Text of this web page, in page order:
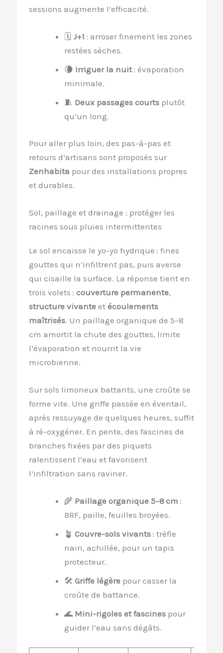
sessions augmente l’efficacité.
🗓️ J+1 : arroser finement les zones
restées sèches.
🌘 Irriguer la nuit: évaporation
minimale.
🧵 Deux passages courts plutôt
qu’un long.
Pour aller plus loin, des pas-à-pas et
retours d’artisans sont proposés sur
Zenhabita pour des installations propres
et durables.
Sol, paillage et drainage : protéger les
racines sous pluies intermittentes
Le sol encaisse le yo-yo hydrique : fines
gouttes qui n’infiltrent pas, puis averse
qui cisaille la surface. La réponse tient en
trois volets : couverture permanente,
structure vivante et écoulements
maîtrisés. Un paillage organique de 5–8
cm amortit la chute des gouttes, limite
l’évaporation et nourrit la vie
microbienne.
Sur sols limoneux battants, une croûte se
forme vite. Une griffe passée en éventail,
après ressuyage de quelques heures, suffit
à ré-oxygéner. En pente, des fascines de
branches fixées par des piquets
ralentissent l’eau et favorisent
l’infiltration sans raviner.
🌾 Paillage organique 5–8 cm :
BRF, paille, feuilles broyées.
🪴 Couvre-sols vivants : trèfle
nain, achillée, pour un tapis
protecteur.
🛠️ Griffe légère pour casser la
croûte de battance.
🌊 Mini-rigoles et fascines pour
guider l’eau sans dégâts.